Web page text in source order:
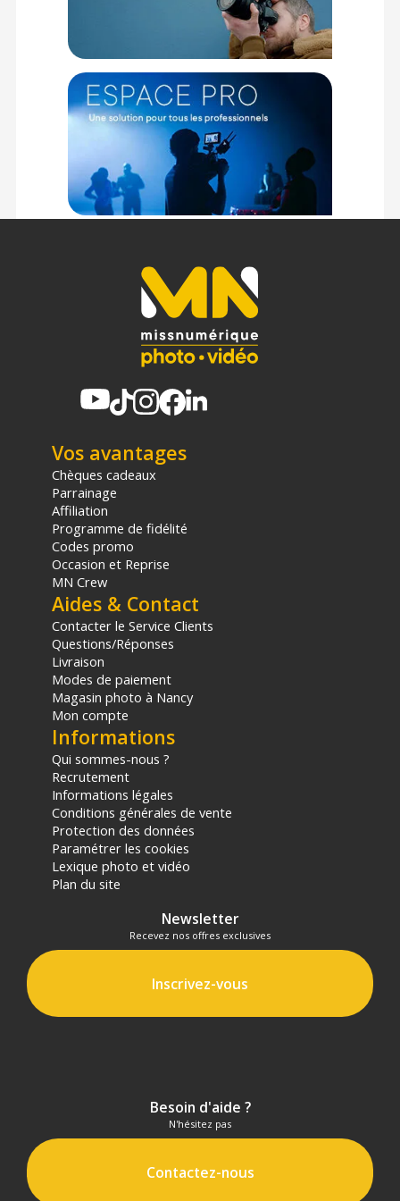
Vert : 194
Bleu : 97
Découvrez letableau de correspondance des valeurs des
couleurs de fonds papier BD.
CONTENU DU CARTON :
1x BD fond studio en papier Jaune 128 Straw 2.72 x 11 m
Le support de fond est à commander séparément,vous
pouvez en retrouver ici.
Offre valable jusqu'au 06-08-2026 inclus.
Code EAN Fond papier Straw BD 128 2.72 x 11 m :
7064275112892
(2) Sous réserve d'éligibilité.
(3) Nombre de points Fidélité estimés, hors remises au panier, basé
sur le prix TTC en €, les points seront effectivement calculés dans le
panier.
Vos avantages
Chèques cadeaux
Parrainage
Affiliation
Programme de fidélité
Codes promo
Occasion et Reprise
MN Crew
Aides & Contact
Contacter le Service Clients
Questions/Réponses
Livraison
Modes de paiement
Magasin photo à Nancy
Mon compte
Informations
Qui sommes-nous ?
Recrutement
Informations légales
Conditions générales de vente
Protection des données
Paramétrer les cookies
Lexique photo et vidéo
Plan du site
Newsletter
Recevez nos offres exclusives
Inscrivez-vous
Besoin d'aide ?
N'hésitez pas
Contactez-nous